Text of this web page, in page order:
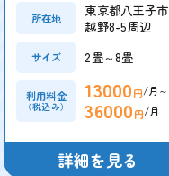
所在地
東京都八王子市
越野8-5周辺
サイズ 2畳～8畳
利用料金
（税込み）
13000円/月～
36000円/月
詳細を見る